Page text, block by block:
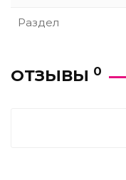
Раздел
ОТЗЫВЫ 0